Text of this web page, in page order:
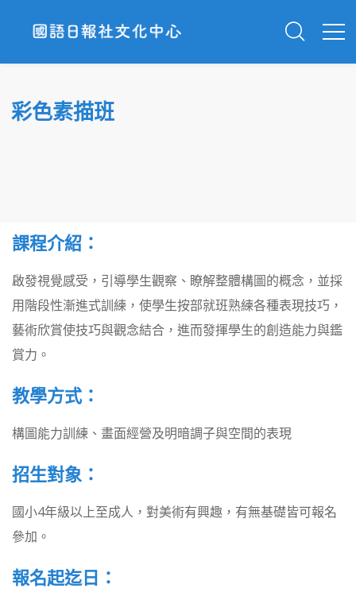
彩色素描班
課程介紹：
啟發視覺感受，引導學生觀察、瞭解整體構圖的概念，並採
用階段性漸進式訓練，使學生按部就班熟練各種表現技巧，
藝術欣賞使技巧與觀念結合，進而發揮學生的創造能力與鑑
賞力。
教學方式：
構圖能力訓練、畫面經營及明暗調子與空間的表現
招生對象：
國小4年級以上至成人，對美術有興趣，有無基礎皆可報名
參加。
報名起迄日：